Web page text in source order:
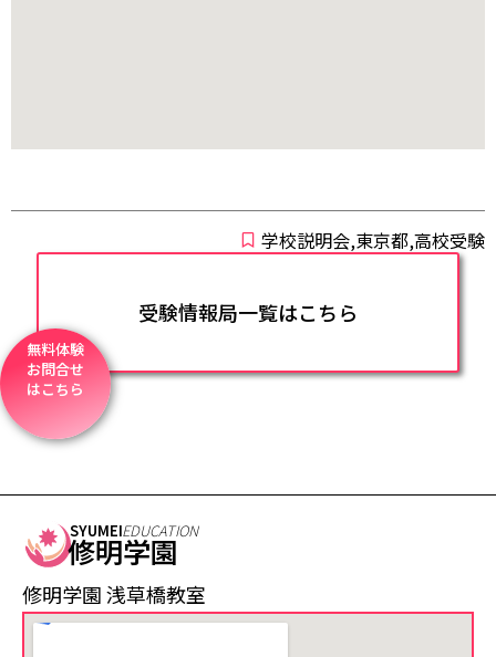
学校説明会,東京都,高校受験
受験情報局一覧はこちら
無料体験
お問合せ
はこちら
SYUMEIEDUCATION
修明学園
修明学園 浅草橋教室